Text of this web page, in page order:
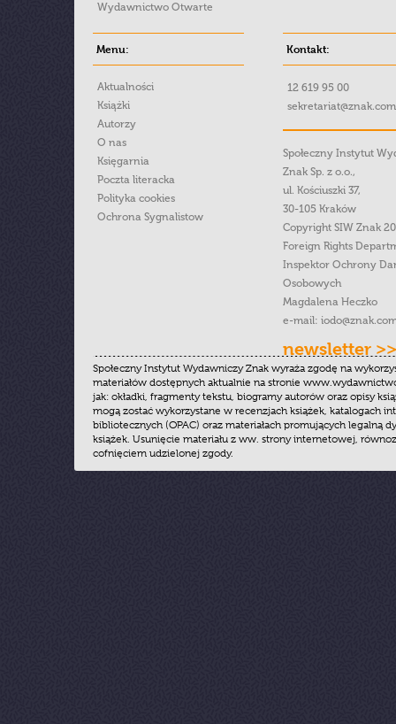
Wydawnictwo Otwarte
Menu:
Aktualności
Książki
Autorzy
O nas
Księgarnia
Poczta literacka
Polityka cookies
Ochrona Sygnalistow
Kontakt:
12 619 95 00
Społeczny Instytut
Znak Sp. z o.o.,
ul. Kościuszki 37,
30-105 Kraków
Copyright SIW Znak
Foreign Rights
Inspektor Ochrony
Osobowych
Magdalena Heczko
e-mail:
newsletter >>
Społeczny Instytut Wydawniczy Znak wyraża zgodę na
materiałów dostępnych aktualnie na stronie
jak: okładki, fragmenty tekstu, biogramy autorów oraz opisy
mogą zostać wykorzystane w recenzjach książek, katalogach
bibliotecznych (OPAC) oraz materiałach promujących legalną
książek. Usunięcie materiału z ww. strony internetowej,
cofnięciem udzielonej zgody.